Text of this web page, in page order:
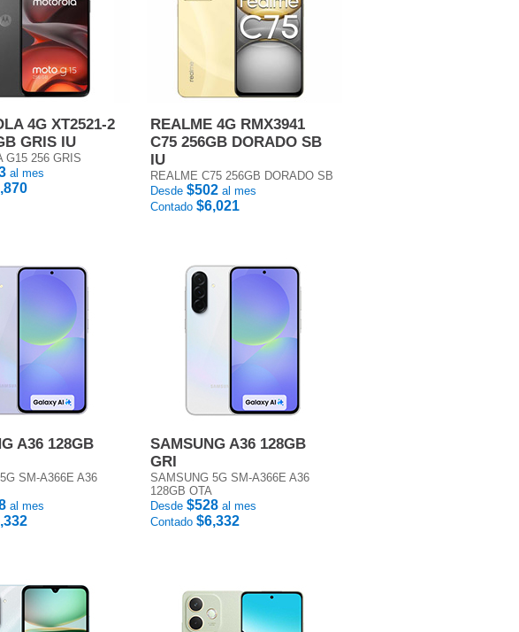
4G XT2521-2
GRIS IU
G15 256 GRIS
al mes
REALME 4G RMX3941
C75 256GB DORADO SB
IU
REALME C75 256GB DORADO SB
Desde $502 al mes
Contado $6,021
A36 128GB
SM-A366E A36
al mes
SAMSUNG A36 128GB
GRI
SAMSUNG 5G SM-A366E A36
128GB OTA
Desde $528 al mes
Contado $6,332